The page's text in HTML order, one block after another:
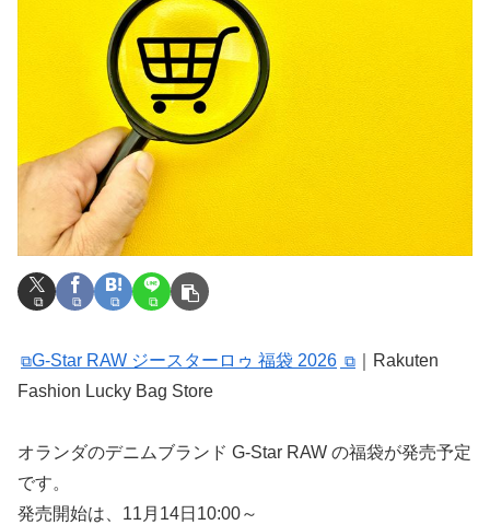
G-Star RAW ジースターロゥ 福袋 2026
｜Rakuten
Fashion Lucky Bag Store
オランダのデニムブランド G-Star RAW の福袋が発売予定
です。
発売開始は、11月14日10:00～